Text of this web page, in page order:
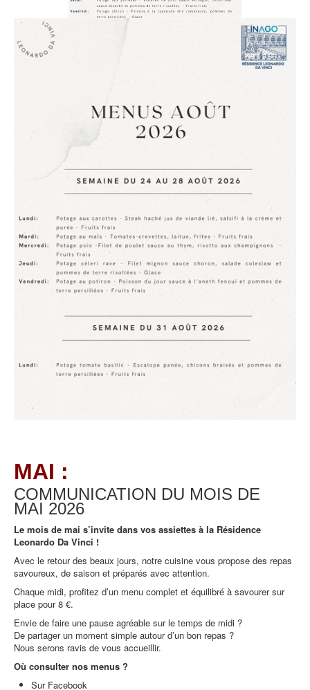
MAI :
COMMUNICATION DU MOIS DE
MAI 2026
Le mois de mai s’invite dans vos assiettes à la Résidence
Leonardo Da Vinci !
Avec le retour des beaux jours, notre cuisine vous propose des repas
savoureux, de saison et préparés avec attention.
Chaque midi, profitez d’un menu complet et équilibré à savourer sur
place pour 8 €.
Envie de faire une pause agréable sur le temps de midi ?
De partager un moment simple autour d’un bon repas ?
Nous serons ravis de vous accueillir.
Où consulter nos menus ?
Sur Facebook